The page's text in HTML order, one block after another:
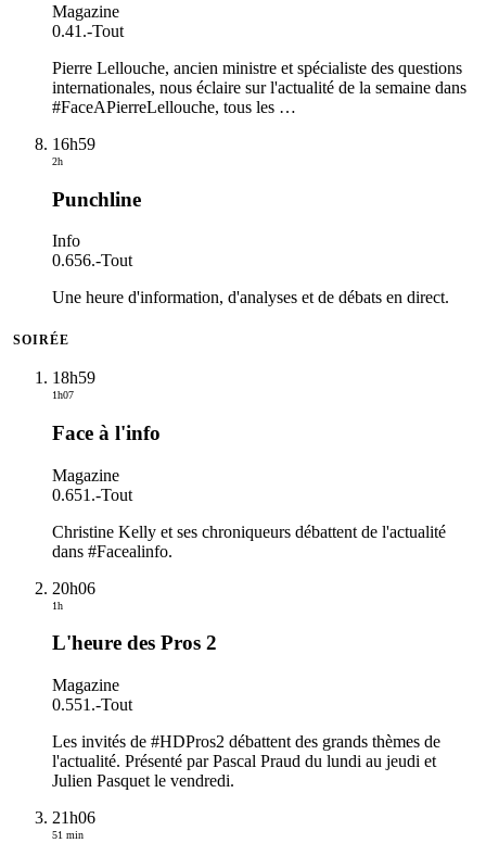
Magazine
0.41.-Tout
Pierre Lellouche, ancien ministre et spécialiste des questions
internationales, nous éclaire sur l'actualité de la semaine dans
#FaceAPierreLellouche, tous les …
16h59
2h
Punchline
Info
0.656.-Tout
Une heure d'information, d'analyses et de débats en direct.
SOIRÉE
18h59
1h07
Face à l'info
Magazine
0.651.-Tout
Christine Kelly et ses chroniqueurs débattent de l'actualité
dans #Facealinfo.
20h06
1h
L'heure des Pros 2
Magazine
0.551.-Tout
Les invités de #HDPros2 débattent des grands thèmes de
l'actualité. Présenté par Pascal Praud du lundi au jeudi et
Julien Pasquet le vendredi.
21h06
51 min